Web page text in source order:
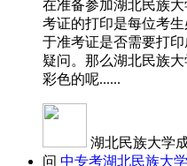
在准备参加湖北民族
考证的打印是每位考
于准考证是否需要打
疑问。那么湖北民族
彩色的呢......
湖北民族大学
问 中专考湖北民族大